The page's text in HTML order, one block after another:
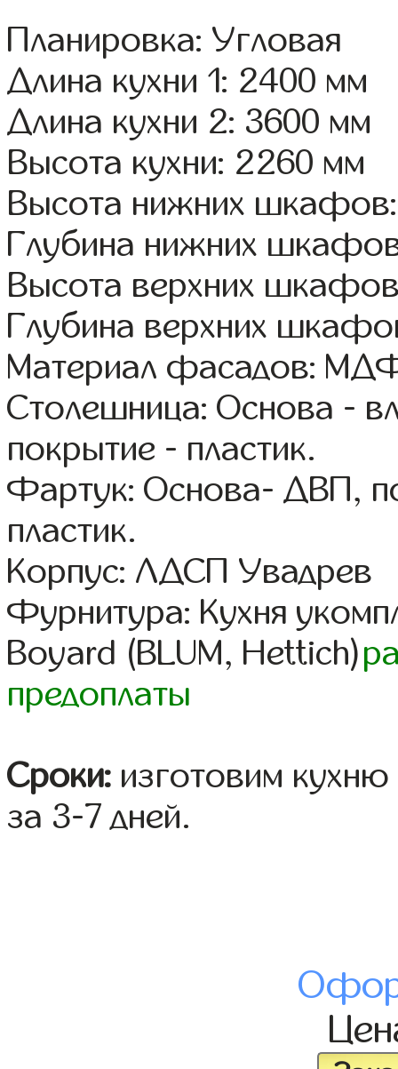
Планировка: Угловая
Длина кухни 1: 2400 мм
Длина кухни 2: 3600 мм
Высота кухни: 2260 мм
Высота нижних
Глубина нижних
Высота верхних
Глубина верхних
Материал фасадов:
Столешница: Основа -
покрытие - пластик.
Фартук: Основа- ДВП,
пластик.
Корпус: ЛДСП Увадрев
Фурнитура: Кухня
Boyard (BLUM, Hettich)
предоплаты
Сроки: изготовим
за 3-7 дней.